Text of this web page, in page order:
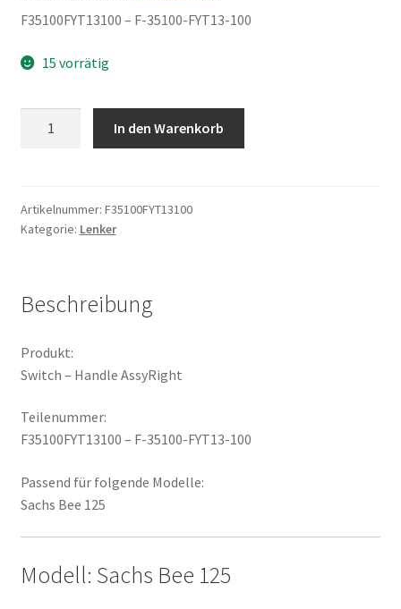
F35100FYT13100 – F-35100-FYT13-100
15 vorrätig
Menge
In den Warenkorb
Artikelnummer: F35100FYT13100
Kategorie: Lenker
Beschreibung
Produkt:
Switch – Handle AssyRight
Teilenummer:
F35100FYT13100 – F-35100-FYT13-100
Passend für folgende Modelle:
Sachs Bee 125
Modell: Sachs Bee 125